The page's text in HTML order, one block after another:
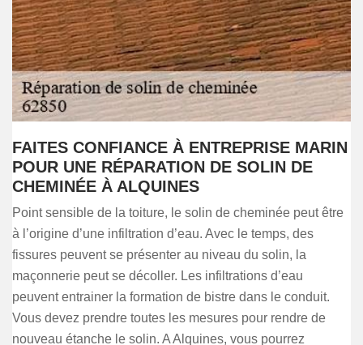
FAITES CONFIANCE À ENTREPRISE MARIN
POUR UNE RÉPARATION DE SOLIN DE
CHEMINÉE À ALQUINES
Point sensible de la toiture, le solin de cheminée peut être
à l’origine d’une infiltration d’eau. Avec le temps, des
fissures peuvent se présenter au niveau du solin, la
maçonnerie peut se décoller. Les infiltrations d’eau
peuvent entrainer la formation de bistre dans le conduit.
Vous devez prendre toutes les mesures pour rendre de
nouveau étanche le solin. A Alquines, vous pourrez